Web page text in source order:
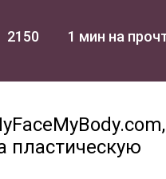
2150 1 мин на
пластическую